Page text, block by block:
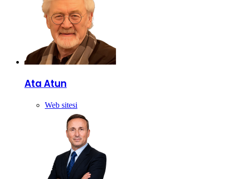
Ata Atun
Web sitesi